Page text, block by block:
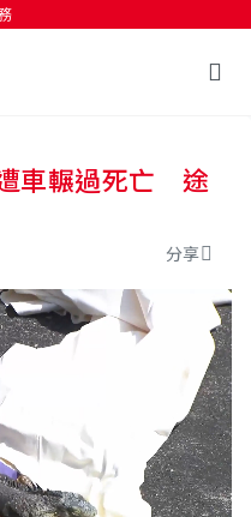
搜尋車輾過死亡 途
分享